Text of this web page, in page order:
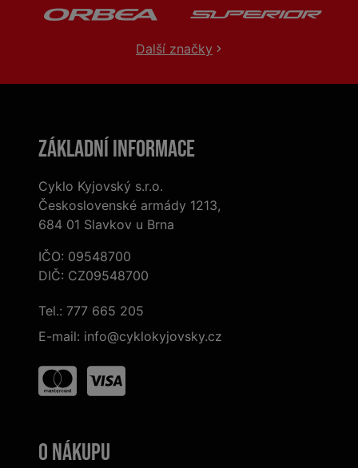
Další značky
Základní informace
Cyklo Kyjovský s.r.o.
Československé armády 1213,
684 01 Slavkov u Brna
IČO: 09548700
DIČ: CZ09548700
Tel.: 777 665 205
E-mail: info@cyklokyjovsky.cz
O nákupu